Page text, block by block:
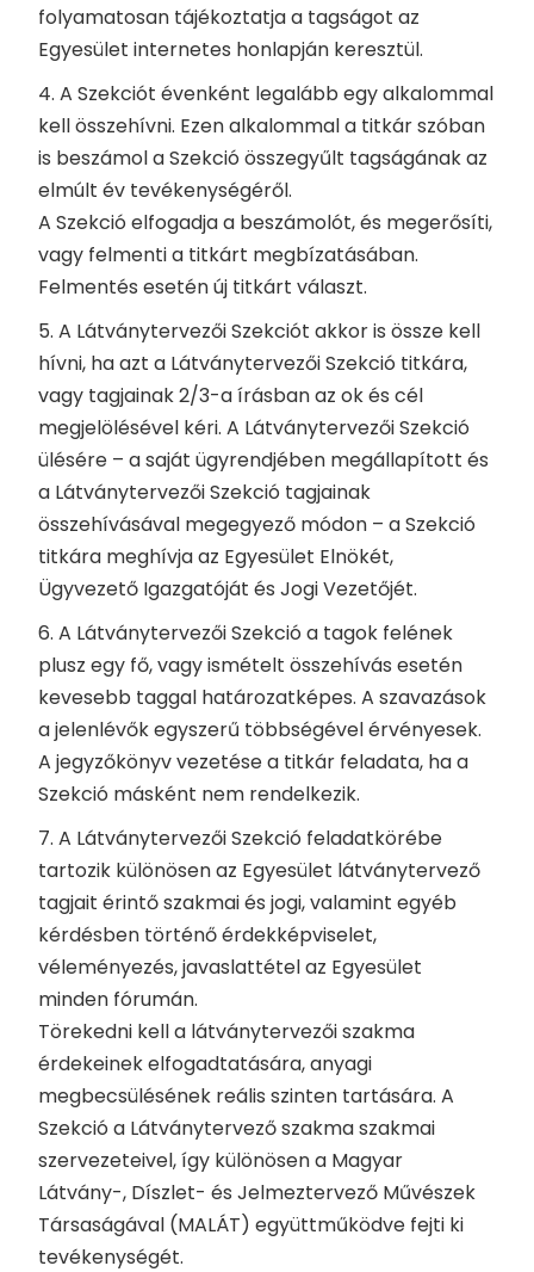
folyamatosan tájékoztatja a tagságot az
Egyesület internetes honlapján keresztül.
4. A Szekciót évenként legalább egy alkalommal
kell összehívni. Ezen alkalommal a titkár szóban
is beszámol a Szekció összegyűlt tagságának az
elmúlt év tevékenységéről.
A Szekció elfogadja a beszámolót, és megerősíti,
vagy felmenti a titkárt megbízatásában.
Felmentés esetén új titkárt választ.
5. A Látványtervezői Szekciót akkor is össze kell
hívni, ha azt a Látványtervezői Szekció titkára,
vagy tagjainak 2/3-a írásban az ok és cél
megjelölésével kéri. A Látványtervezői Szekció
ülésére – a saját ügyrendjében megállapított és
a Látványtervezői Szekció tagjainak
összehívásával megegyező módon – a Szekció
titkára meghívja az Egyesület Elnökét,
Ügyvezető Igazgatóját és Jogi Vezetőjét.
6. A Látványtervezői Szekció a tagok felének
plusz egy fő, vagy ismételt összehívás esetén
kevesebb taggal határozatképes. A szavazások
a jelenlévők egyszerű többségével érvényesek.
A jegyzőkönyv vezetése a titkár feladata, ha a
Szekció másként nem rendelkezik.
7. A Látványtervezői Szekció feladatkörébe
tartozik különösen az Egyesület látványtervező
tagjait érintő szakmai és jogi, valamint egyéb
kérdésben történő érdekképviselet,
véleményezés, javaslattétel az Egyesület
minden fórumán.
Törekedni kell a látványtervezői szakma
érdekeinek elfogadtatására, anyagi
megbecsülésének reális szinten tartására. A
Szekció a Látványtervező szakma szakmai
szervezeteivel, így különösen a Magyar
Látvány-, Díszlet- és Jelmeztervező Művészek
Társaságával (MALÁT) együttműködve fejti ki
tevékenységét.